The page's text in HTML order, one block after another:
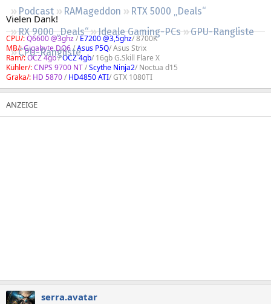
Podcast RAMageddon
RTX 5000 „Deals“
RX 9000 „Deals“
Ideale Gaming-PCs
GPU-Rangliste
CPU-Rangliste
Vielen Dank!
CPU/:Q6600 @3ghz/E7200 @3,5ghz/ 8700K
MB/:Gigabyte DQ6/Asus P5Q/ Asus Strix
Ram/:OCZ 4gb/OCZ 4gb/ 16gb G.Skill Flare X
Kühler/:CNPS 9700 NT/Scythe Ninja2/ Noctua d15
Graka/: HD 5870/ HD4850 ATI/ GTX 1080TI
serra.avatar